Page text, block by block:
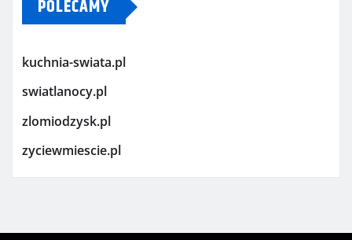
POLECAMY
kuchnia-swiata.pl
swiatlanocy.pl
zlomiodzysk.pl
zyciewmiescie.pl